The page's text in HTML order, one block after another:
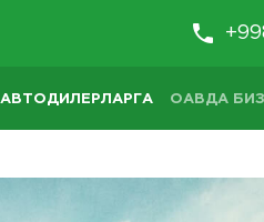
АВТОДИЛЕРЛАРГА ОАВДА